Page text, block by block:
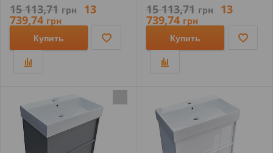
15 113,71 грн 13
739,74 грн
Купить
15 113,71 грн 13
739,74 грн
Купить